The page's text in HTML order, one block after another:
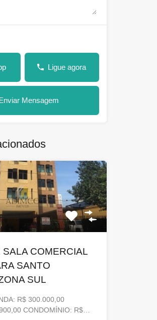
Ligue agora
Mensagem
COMERCIAL
SANTO
SUL
R$ 300.000,00
CONDOMÍNIO: R$…